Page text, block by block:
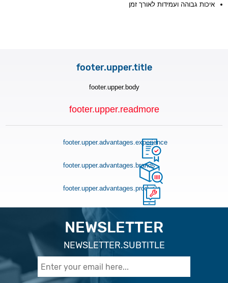
איכות גבוהה ועמידות לאורך זמן
footer.upper.title
footer.upper.body
footer.upper.readmore
footer.upper.advantages.experience
footer.upper.advantages.brands
footer.upper.advantages.products
NEWSLETTER
NEWSLETTER.SUBTITLE